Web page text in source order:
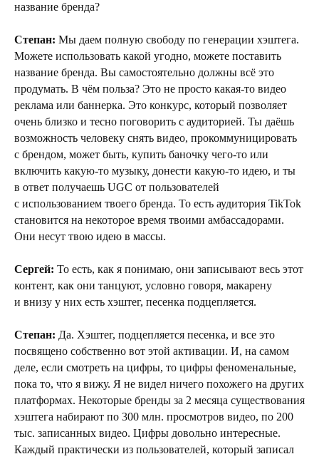
название бренда?
Степан: Мы даем полную свободу по генерации хэштега.
Можете использовать какой угодно, можете поставить
название бренда. Вы самостоятельно должны всё это
продумать. В чём польза? Это не просто какая-то видео
реклама или баннерка. Это конкурс, который позволяет
очень близко и тесно поговорить с аудиторией. Ты даёшь
возможность человеку снять видео, прокоммуницировать
с брендом, может быть, купить баночку чего-то или
включить какую-то музыку, донести какую-то идею, и ты
в ответ получаешь UGC от пользователей
c использованием твоего бренда. То есть аудитория TikTok
становится на некоторое время твоими амбассадорами.
Они несут твою идею в массы.
Сергей: То есть, как я понимаю, они записывают весь этот
контент, как они танцуют, условно говоря, макарену
и внизу у них есть хэштег, песенка подцепляется.
Степан: Да. Хэштег, подцепляется песенка, и все это
посвящено собственно вот этой активации. И, на самом
деле, если смотреть на цифры, то цифры феноменальные,
пока то, что я вижу. Я не видел ничего похожего на других
платформах. Некоторые бренды за 2 месяца существования
хэштега набирают по 300 млн. просмотров видео, по 200
тыс. записанных видео. Цифры довольно интересные.
Каждый практически из пользователей, который записал